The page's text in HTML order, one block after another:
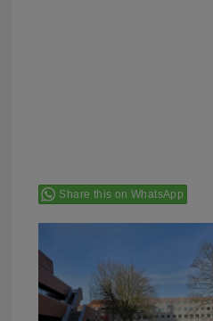
Share this on WhatsApp